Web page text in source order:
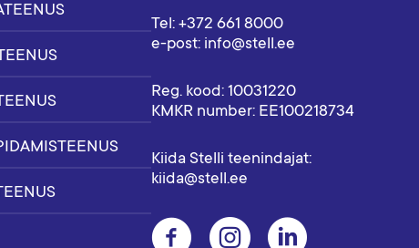
Tel: +372 661 8000
e-post: info@stell.ee
Reg. kood: 10031220
KMKR number: EE100218734
Kiida Stelli teenindajat:
kiida@stell.ee